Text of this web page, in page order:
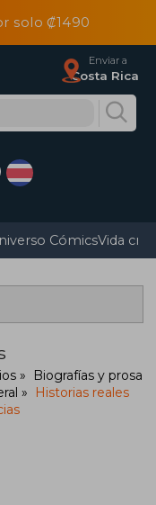
solo ₡1490
Enviar a
Costa Rica
CómicsVida
Biografías y prosa
Historias reales